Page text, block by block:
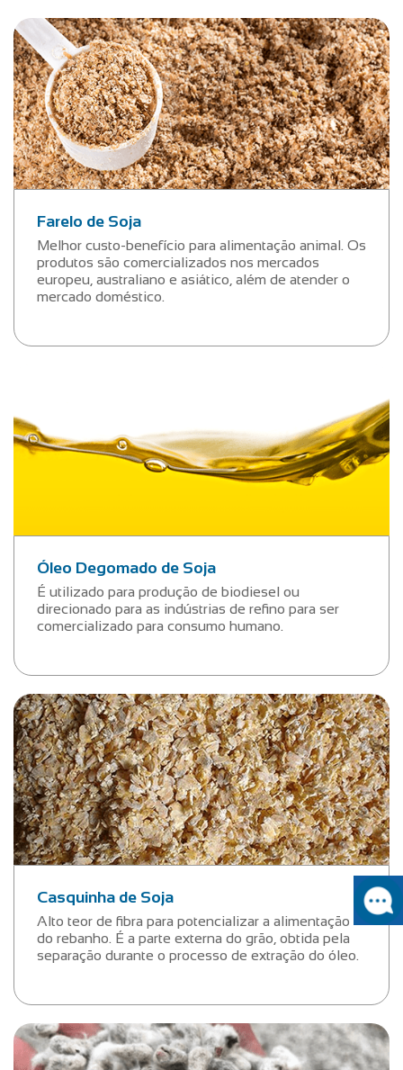
Farelo de Soja
Melhor custo-benefício para alimentação animal. Os
produtos são comercializados nos mercados
europeu, australiano e asiático, além de atender o
mercado doméstico.
Óleo Degomado de Soja
É utilizado para produção de biodiesel ou
direcionado para as indústrias de refino para ser
comercializado para consumo humano.
Casquinha de Soja
Alto teor de fibra para potencializar a alimentação
do rebanho. É a parte externa do grão, obtida pela
separação durante o processo de extração do óleo.